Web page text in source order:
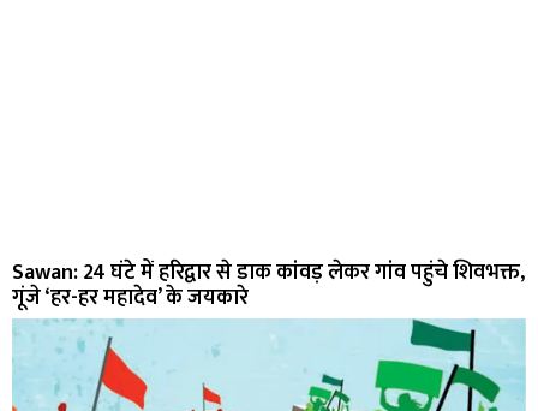
Sawan: 24 घंटे में हरिद्वार से डाक कांवड़ लेकर गांव पहुंचे शिवभक्त,
गूंजे ‘हर-हर महादेव’ के जयकारे